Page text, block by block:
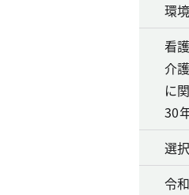
環
看
介
に
30
選
令